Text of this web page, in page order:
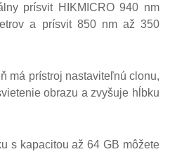
prísvit HIKMICRO 940 nm
a prísvit 850 nm až 350
má prístroj nastaviteľnú clonu,
obrazu a zvyšuje hĺbku
s kapacitou až 64 GB môžete